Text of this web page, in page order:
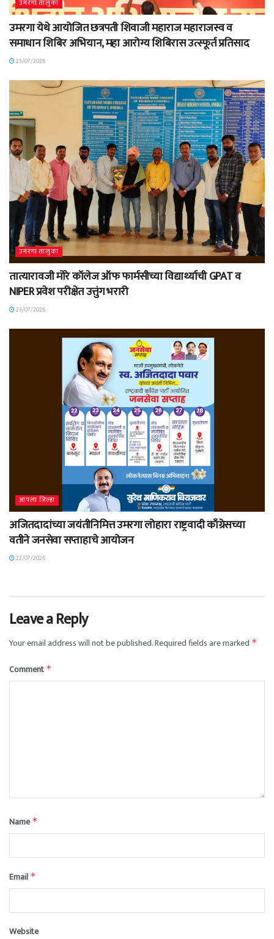
उमरगा तालुका
उमरगा येथे आयोजित छत्रपती शिवाजी महाराज महाराजस्व व
समाधान शिबिर अभियान, महा आरोग्य शिबिरास उत्स्फूर्त प्रतिसाद
23/07/2026
उमरगा तालुका
तात्यारावजी मोरे कॉलेज ऑफ फार्मसीच्या विद्यार्थ्याची GPAT व
NIPER प्रवेश परीक्षेत उत्तुंग भरारी
23/07/2026
आपला जिल्हा
अजितदादांच्या जयंतीनिमित्त उमरगा लोहारा राष्ट्रवादी काँग्रेसच्या
वतीने जनसेवा सप्ताहाचे आयोजन
22/07/2026
Leave a Reply
Your email address will not be published.Required fields are marked *
Comment *
Name*
Email *
Website